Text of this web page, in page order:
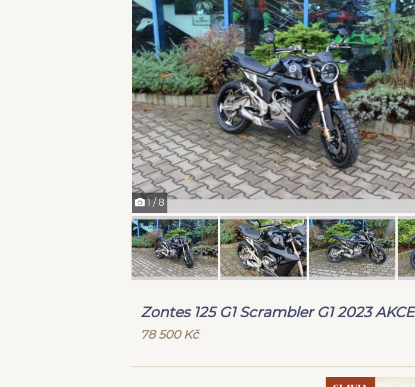
1 / 8
Zontes 125 G1 Scrambler G1 2023 AKCE
78 500 Kč